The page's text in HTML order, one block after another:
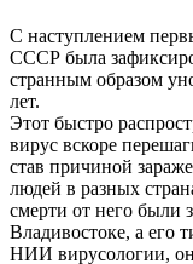
С наступлением
СССР была
странным образом
лет.
Этот быстро
вирус вскоре
став причиной
людей в разных
смерти от него были
Владивостоке, а его
НИИ вирусологии, он